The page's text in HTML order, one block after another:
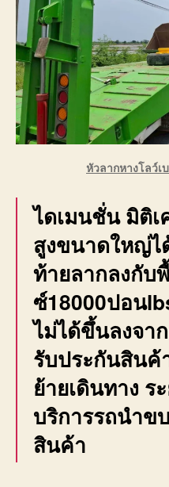
หัวลากหางโลว์เ
ไดเมนชั่น มิติเ
สูงขนาดใหญ่
ท้ายลากลงกับ
ซ์18000ปอน
ไม่ได้ขึ้นลงจา
รับประกันสินค้
ย้ายเดินทาง ร
บริการรถนำข
สินค้า